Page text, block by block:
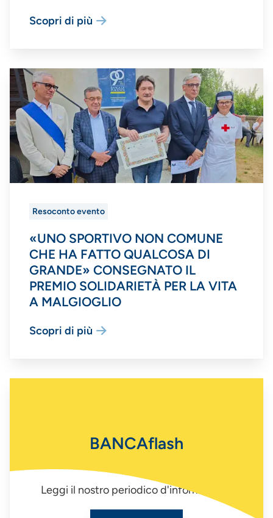
Scopri di più
Resoconto evento
«UNO SPORTIVO NON COMUNE
CHE HA FATTO QUALCOSA DI
GRANDE» CONSEGNATO IL
PREMIO SOLIDARIETÀ PER LA VITA
A MALGIOGLIO
Scopri di più
BANCAflash
Leggi il nostro periodico d'informazione